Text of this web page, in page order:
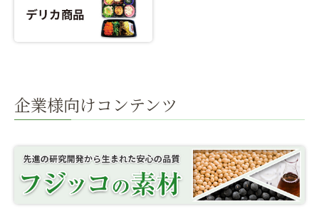
企業様向けコンテンツ